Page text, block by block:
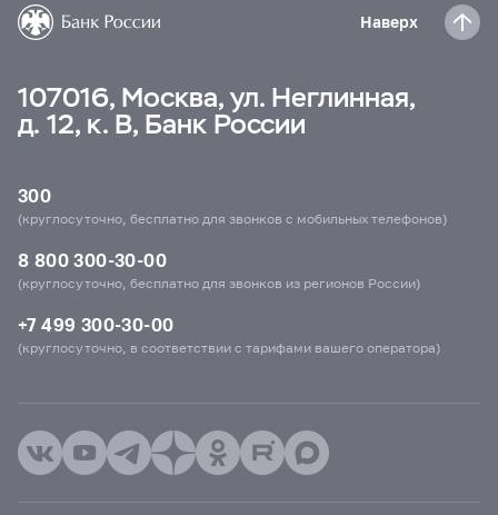
Наверх
107016, Москва, ул. Неглинная,
д. 12, к. В, Банк России
300
(круглосуточно, бесплатно для звонков с мобильных телефонов)
8 800 300-30-00
(круглосуточно, бесплатно для звонков из регионов России)
+7 499 300-30-00
(круглосуточно, в соответствии с тарифами вашего оператора)